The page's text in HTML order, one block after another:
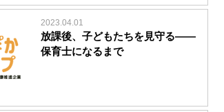
2023.04.01
放課後、子どもたちを見守る――
保育士になるまで